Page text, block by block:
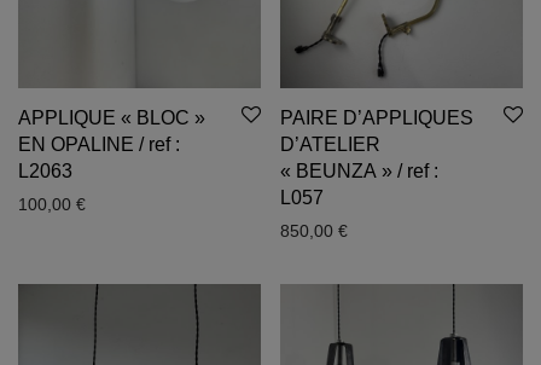
APPLIQUE « BLOC »
EN OPALINE / ref :
L2063
100,00 €
PAIRE D’APPLIQUES
D’ATELIER
« BEUNZA » / ref :
L057
850,00 €